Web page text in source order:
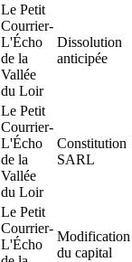
Le Petit
Courrier-
L'Écho
de la
Vallée
du Loir
Dissolution
anticipée
Le Petit
Courrier-
L'Écho
de la
Vallée
du Loir
Constitution
SARL
Le Petit
Courrier-
L'Écho
Modification
du capital